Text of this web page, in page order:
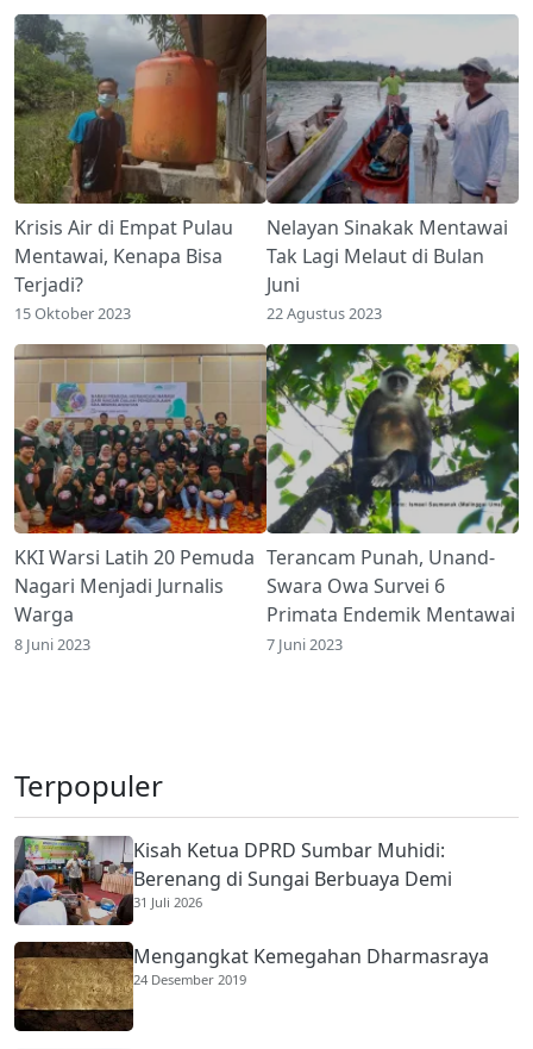
Krisis Air di Empat Pulau
Mentawai, Kenapa Bisa
Terjadi?
15 Oktober 2023
Nelayan Sinakak Mentawai
Tak Lagi Melaut di Bulan
Juni
22 Agustus 2023
KKI Warsi Latih 20 Pemuda
Nagari Menjadi Jurnalis
Warga
8 Juni 2023
Terancam Punah, Unand-
Swara Owa Survei 6
Primata Endemik Mentawai
7 Juni 2023
Terpopuler
Kisah Ketua DPRD Sumbar Muhidi:
Berenang di Sungai Berbuaya Demi
Membantu Ekonomi Orang Tua
31 Juli 2026
Mengangkat Kemegahan Dharmasraya
24 Desember 2019